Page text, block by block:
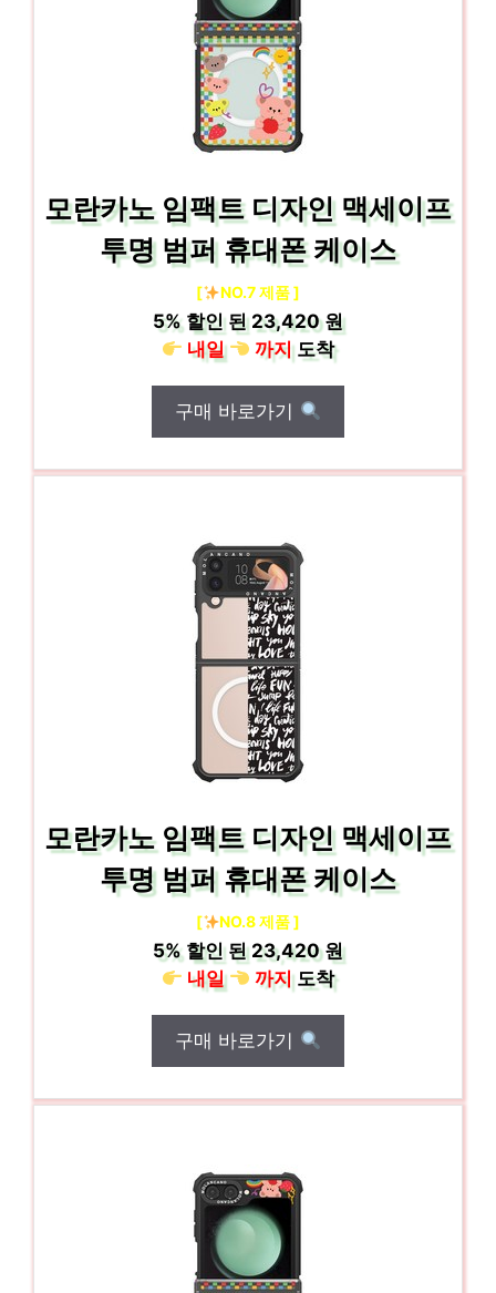
모란카노 임팩트 디자인 맥세이프
투명 범퍼 휴대폰 케이스
[ NO.7 제품 ]
5%할인 된23,420 원
내일
까지도착
구매 바로가기
모란카노 임팩트 디자인 맥세이프
투명 범퍼 휴대폰 케이스
[ NO.8 제품 ]
5%할인 된23,420 원
내일
까지도착
구매 바로가기